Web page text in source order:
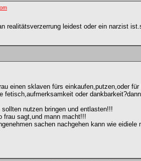
realitätsverzerrung leidest oder ein narzist
einen sklaven fürs einkaufen,putzen,oder
fetisch,aufmerksamkeit oder
nutzen bringen und entlasten!!!
frau sagt,und mann macht!!!
sachen nachgehen kann wie eidiele